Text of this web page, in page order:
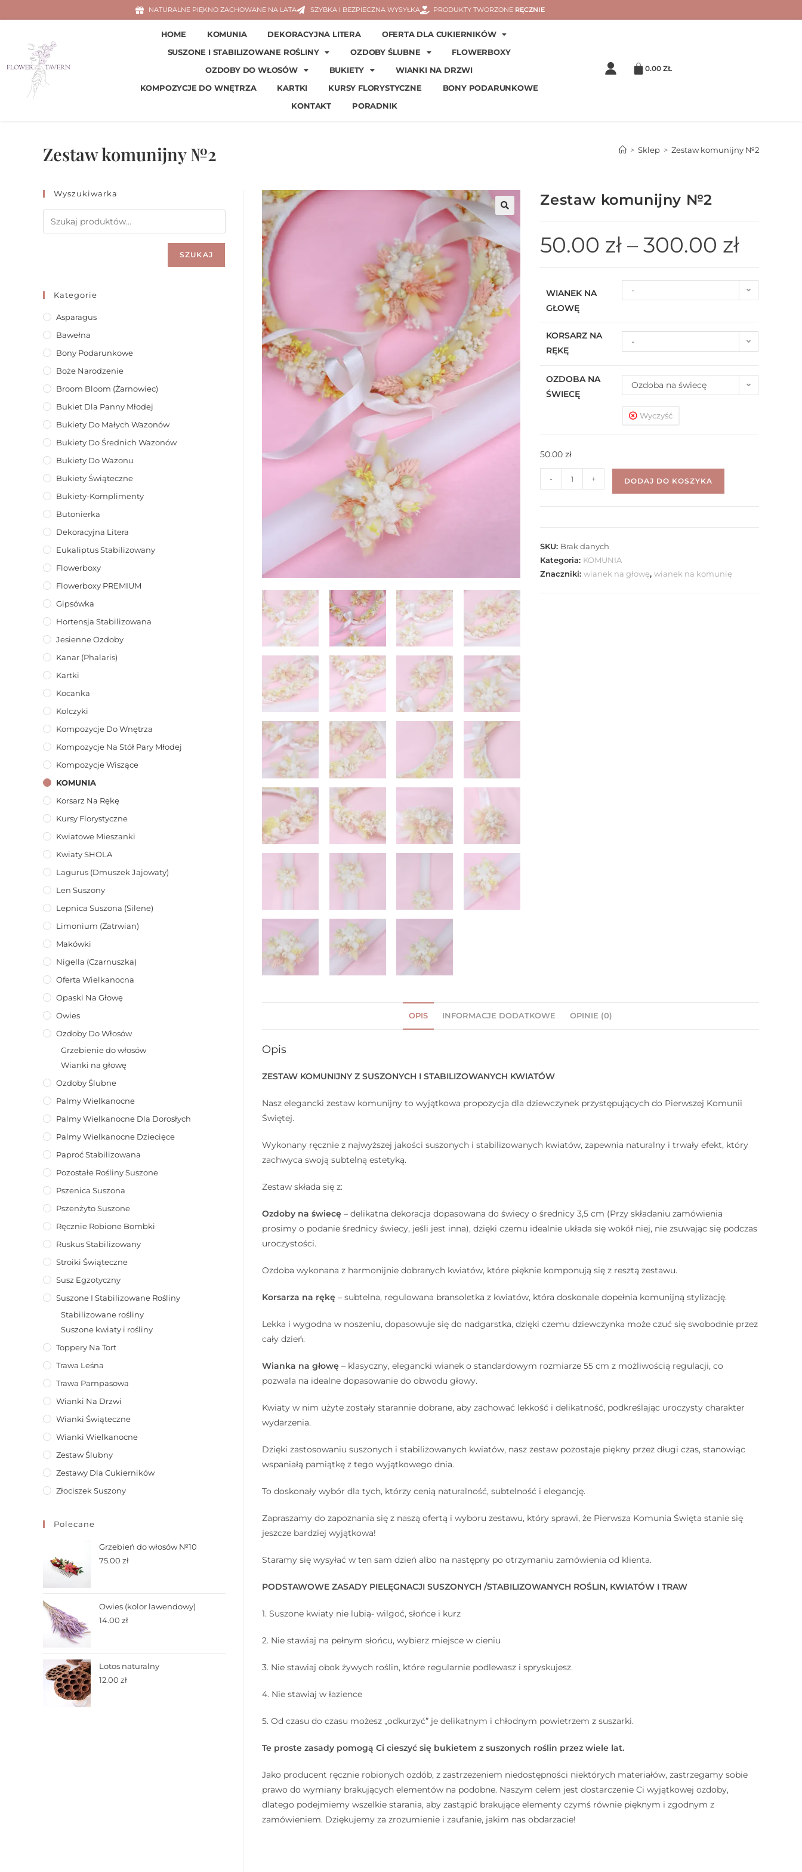
NATURALNE PIĘKNO ZACHOWANE NA LATA SZYBKA I BEZPIECZNA WYSYŁKA PRODUKTY TWORZONE RĘCZNIE
HOME KOMUNIA DEKORACYJNA LITERA
OFERTA DLA CUKIERNIKÓW
SUSZONE I STABILIZOWANE ROŚLINY
OZDOBY ŚLUBNE
FLOWERBOXY
OZDOBY DO WŁOSÓW
BUKIETY
WIANKI NA DRZWI
KOMPOZYCJE DO WNĘTRZA
KARTKI KURSY FLORYSTYCZNE
BONY PODARUNKOWE
KONTAKT
PORADNIK
0.00ZŁ
Zestaw komunijny №2 > Sklep > Zestaw komunijny №2
Zestaw komunijny №2
50.00 zł – 300.00 zł
WIANEK NA
GŁOWĘ
-
KORSARZ NA
RĘKĘ
-
OZDOBA NA
ŚWIECĘ
Ozdoba na świecę
Wyczyść
50.00zł
- + DODAJ DO KOSZYKA
SKU: Brak danych
Kategoria: KOMUNIA
Znaczniki:wianek na głowę,wianek na komunię
OPIS INFORMACJE DODATKOWE OPINIE (0)
Opis
ZESTAW KOMUNIJNY Z SUSZONYCH I STABILIZOWANYCH KWIATÓW
Nasz elegancki zestaw komunijny to wyjątkowa propozycja dla dziewczynek przystępujących do Pierwszej Komunii
Świętej.
Wykonany ręcznie z najwyższej jakości suszonych i stabilizowanych kwiatów, zapewnia naturalny i trwały efekt, który
zachwyca swoją subtelną estetyką.
Zestaw składa się z:
Ozdoby na świecę – delikatna dekoracja dopasowana do świecy o średnicy 3,5 cm (Przy składaniu zamówienia
prosimy o podanie średnicy świecy, jeśli jest inna), dzięki czemu idealnie układa się wokół niej, nie zsuwając się podczas
uroczystości.
Ozdoba wykonana z harmonijnie dobranych kwiatów, które pięknie komponują się z resztą zestawu.
Korsarza na rękę – subtelna, regulowana bransoletka z kwiatów, która doskonale dopełnia komunijną stylizację.
Lekka i wygodna w noszeniu, dopasowuje się do nadgarstka, dzięki czemu dziewczynka może czuć się swobodnie przez
cały dzień.
Wianka na głowę – klasyczny, elegancki wianek o standardowym rozmiarze 55 cm z możliwością regulacji, co
pozwala na idealne dopasowanie do obwodu głowy.
Kwiaty w nim użyte zostały starannie dobrane, aby zachować lekkość i delikatność, podkreślając uroczysty charakter
wydarzenia.
Dzięki zastosowaniu suszonych i stabilizowanych kwiatów, nasz zestaw pozostaje piękny przez długi czas, stanowiąc
wspaniałą pamiątkę z tego wyjątkowego dnia.
To doskonały wybór dla tych, którzy cenią naturalność, subtelność i elegancję.
Zapraszamy do zapoznania się z naszą ofertą i wyboru zestawu, który sprawi, że Pierwsza Komunia Święta stanie się
jeszcze bardziej wyjątkowa!
Staramy się wysyłać w ten sam dzień albo na następny po otrzymaniu zamówienia od klienta.
PODSTAWOWE ZASADY PIELĘGNACJI SUSZONYCH /STABILIZOWANYCH ROŚLIN, KWIATÓW I TRAW
1. Suszone kwiaty nie lubią- wilgoć, słońce i kurz
2. Nie stawiaj na pełnym słońcu, wybierz miejsce w cieniu
3. Nie stawiaj obok żywych roślin, które regularnie podlewasz i spryskujesz.
4. Nie stawiaj w łazience
5. Od czasu do czasu możesz „odkurzyć” je delikatnym i chłodnym powietrzem z suszarki.
Te proste zasady pomogą Ci cieszyć się bukietem z suszonych roślin przez wiele lat.
Jako producent ręcznie robionych ozdób, z zastrzeżeniem niedostępności niektórych materiałów, zastrzegamy sobie
prawo do wymiany brakujących elementów na podobne. Naszym celem jest dostarczenie Ci wyjątkowej ozdoby,
dlatego podejmiemy wszelkie starania, aby zastąpić brakujące elementy czymś równie pięknym i zgodnym z
zamówieniem. Dziękujemy za zrozumienie i zaufanie, jakim nas obdarzacie!
Wyszukiwarka
SZUKAJ
Kategorie
Asparagus
Bawełna
Bony Podarunkowe
Boże Narodzenie
Broom Bloom (żarnowiec)
Bukiet Dla Panny Młodej
Bukiety Do Małych Wazonów
Bukiety Do Średnich Wazonów
Bukiety Do Wazonu
Bukiety Świąteczne
Bukiety-Komplimenty
Butonierka
Dekoracyjna Litera
Eukaliptus Stabilizowany
Flowerboxy
Flowerboxy PREMIUM
Gipsówka
Hortensja Stabilizowana
Jesienne Ozdoby
Kanar (phalaris)
Kartki
Kocanka
Kolczyki
Kompozycje Do Wnętrza
Kompozycje Na Stół Pary Młodej
Kompozycje Wiszące
KOMUNIA
Korsarz Na Rękę
Kursy Florystyczne
Kwiatowe Mieszanki
Kwiaty SHOLA
Lagurus (dmuszek Jajowaty)
Len Suszony
Lepnica Suszona (Silene)
Limonium (zatrwian)
Makówki
Nigella (Czarnuszka)
Oferta Wielkanocna
Opaski Na Głowę
Owies
Ozdoby Do Włosów
Grzebienie do włosów
Wianki na głowę
Ozdoby Ślubne
Palmy Wielkanocne
Palmy Wielkanocne Dla Dorosłych
Palmy Wielkanocne Dziecięce
Paproć Stabilizowana
Pozostałe Rośliny Suszone
Pszenica Suszona
Pszenżyto Suszone
Ręcznie Robione Bombki
Ruskus Stabilizowany
Stroiki Świąteczne
Susz Egzotyczny
Suszone I Stabilizowane Rośliny
Stabilizowane rośliny
Suszone kwiaty i rośliny
Toppery Na Tort
Trawa Leśna
Trawa Pampasowa
Wianki Na Drzwi
Wianki Świąteczne
Wianki Wielkanocne
Zestaw Ślubny
Zestawy Dla Cukierników
Złociszek Suszony
Polecane
Grzebień do włosów №10
75.00 zł
Owies (kolor lawendowy)
14.00 zł
Lotos naturalny
12.00 zł